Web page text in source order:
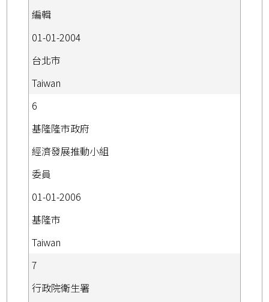
編輯
01-01-2004
台北市
Taiwan
6
基隆隆市政府
經濟發展推動小組
委員
01-01-2006
基隆市
Taiwan
7
行政院衛生署